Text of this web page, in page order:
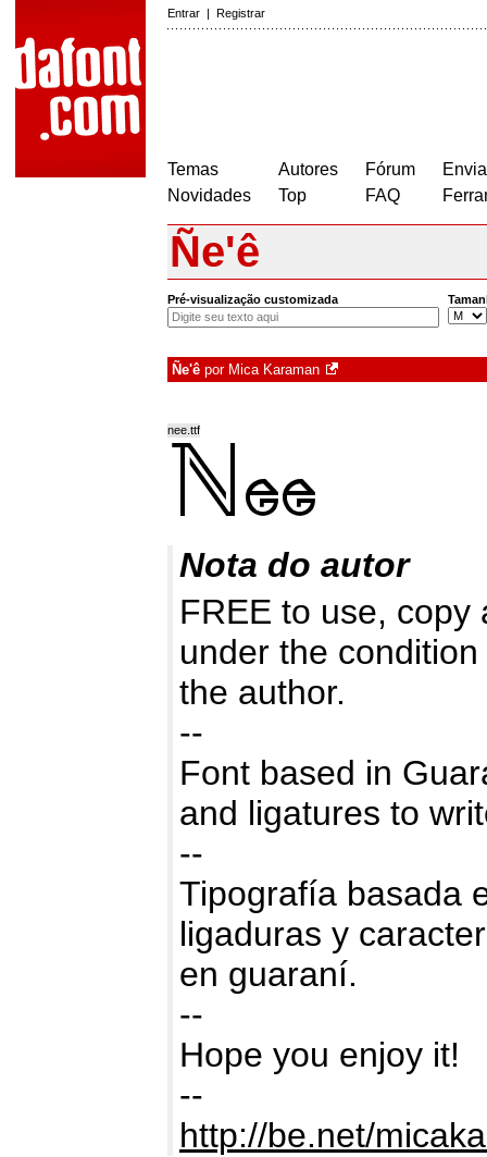
Entrar | Registrar
Temas
Novidades
Autores
Top
Fórum
FAQ
Ñe'ê
Pré-visualização customizada
Ñe'ê por Mica Karaman
nee.ttf
Nota do autor
FREE to use,
under the
the author.
--
Font based in
and ligatures to
--
Tipografía basada
ligaduras y
en guaraní.
--
Hope you enjoy it!
--
http://be.net/